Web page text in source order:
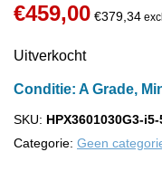
€459,00 €379,34
Uitverkocht
Conditie: A Grade,
SKU: HPX3601030G3-
Categorie: Geen